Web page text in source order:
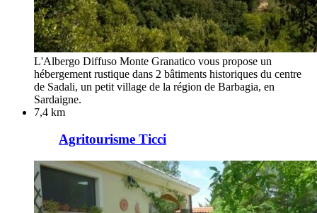
L'Albergo Diffuso Monte Granatico vous propose un
hébergement rustique dans 2 bâtiments historiques du centre
de Sadali, un petit village de la région de Barbagia, en
Sardaigne.
7,4 km
Agritourisme Ticci